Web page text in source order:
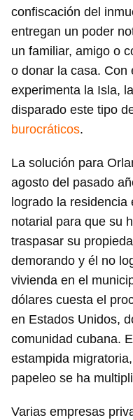
confiscación del
entregan un poder
un familiar, amigo o
o donar la casa. Con
experimenta la Isla,
disparado este tipo
burocráticos.
La solución para
agosto del pasado
logrado la
notarial para que su
traspasar su
demorando y él no
vivienda en el
dólares cuesta el
en Estados Unidos,
comunidad cubana.
estampida
papeleo se ha
Varias empresas